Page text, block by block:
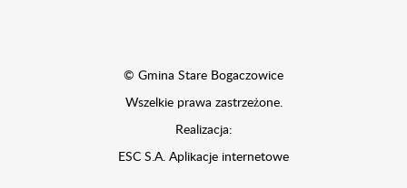
© Gmina Stare Bogaczowice
Wszelkie prawa zastrzeżone.
Realizacja:
ESC S.A. Aplikacje internetowe